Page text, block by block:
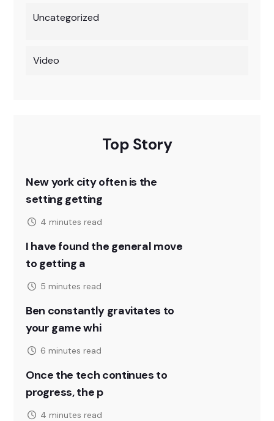
Uncategorized
Video
Top Story
New york city often is the
setting getting
4 minutes read
I have found the general move
to getting a
5 minutes read
Ben constantly gravitates to
your game whi
6 minutes read
Once the tech continues to
progress, the p
4 minutes read